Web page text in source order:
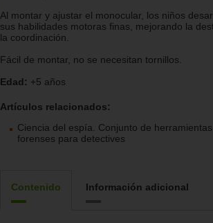
Al montar y ajustar el monocular, los niños
sus habilidades motoras finas, mejorando la
la coordinación.
Fácil de montar, no se necesitan tornillos.
Edad: +5 años
Artículos relacionados:
Ciencia del espía. Conjunto de herramientas
forenses para detectives
Contenido Información adicional